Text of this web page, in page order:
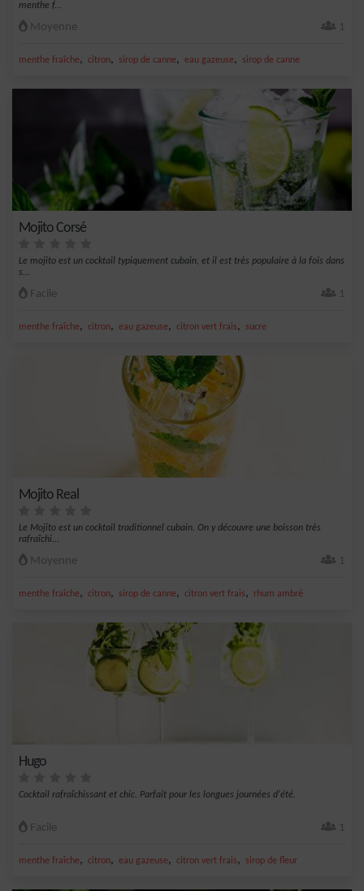
menthe f...
Moyenne 1
menthe fraîche, citron, sirop de canne, eau gazeuse, sirop de canne
Mojito Corsé
Le mojito est un cocktail typiquement cubain, et il est très populaire à la fois dans
s...
Facile 1
menthe fraîche, citron, eau gazeuse, citron vert frais, sucre
Mojito Real
Le Mojito est un cocktail traditionnel cubain. On y découvre une boisson très
rafraîchi...
Moyenne 1
menthe fraîche, citron, sirop de canne, citron vert frais, rhum ambré
Hugo
Cocktail rafraîchissant et chic. Parfait pour les longues journées d'été.
Facile 1
menthe fraîche, citron, eau gazeuse, citron vert frais, sirop de fleur